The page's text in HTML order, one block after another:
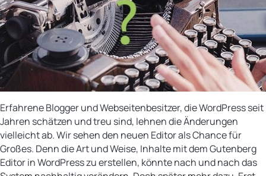
Erfahrene Blogger und Webseitenbesitzer, die WordPress seit
Jahren schätzen und treu sind, lehnen die Änderungen
vielleicht ab. Wir sehen den neuen Editor als Chance für
Großes. Denn die Art und Weise, Inhalte mit dem Gutenberg
Editor in WordPress zu erstellen, könnte nach und nach das